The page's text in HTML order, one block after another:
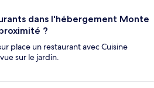
dans l'hébergement Monte
?
place un restaurant avec Cuisine
sur le jardin.